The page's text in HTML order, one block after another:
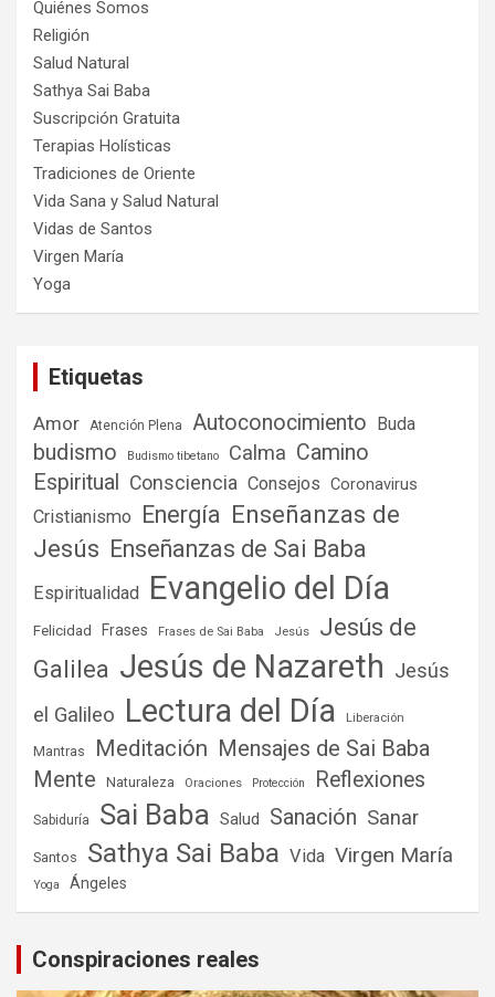
Quiénes Somos
Religión
Salud Natural
Sathya Sai Baba
Suscripción Gratuita
Terapias Holísticas
Tradiciones de Oriente
Vida Sana y Salud Natural
Vidas de Santos
Virgen María
Yoga
Etiquetas
Amor Atención Plena Autoconocimiento Buda
budismo Budismo tibetano Calma Camino
Espiritual
Consciencia Consejos Coronavirus
Cristianismo Energía Enseñanzas de
Jesús Enseñanzas de Sai Baba
Espiritualidad Evangelio del Día
Felicidad Frases Frases de Sai Baba Jesús
Jesús de
Galilea Jesús de Nazareth Jesús
el Galileo Lectura del Día Liberación
Mantras Meditación Mensajes de Sai Baba
Mente
Naturaleza Oraciones Protección Reflexiones
Sabiduría Sai Baba Salud Sanación Sanar
Santos Sathya Sai Baba Vida Virgen María
Yoga Ángeles
Conspiraciones reales